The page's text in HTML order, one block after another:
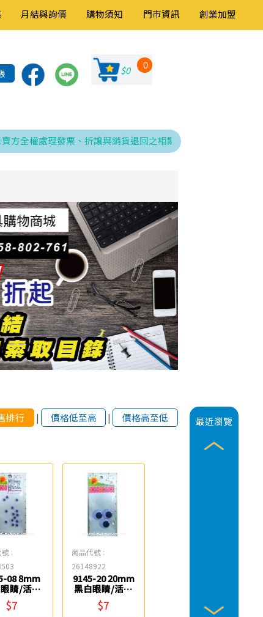
月結與詢價 購物須知 門市資訊 創業加盟
$0 0
理發票、折讓與銷貨退回之相關程序，特此告知！
最近瀏覽
排行 | 價格低至高 | 價格高至低
:
08 8mm
睛/活動
(14入) 星
宇
$7
商品代號 :
26148922
9145-20 20mm
黑白眼睛/活動
眼睛(3入) 星宇
$7